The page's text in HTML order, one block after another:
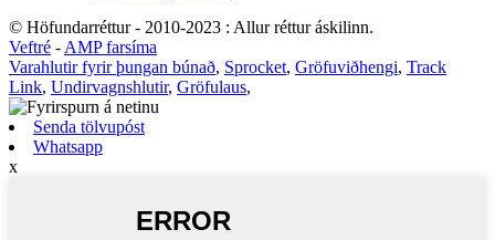
© Höfundarréttur - 2010-2023 : Allur réttur áskilinn.
Veftré - AMP farsíma
Varahlutir fyrir þungan búnað, Sprocket, Gröfuviðhengi, Track
Link, Undirvagnshlutir, Gröfulaus,
Senda tölvupóst
Whatsapp
x